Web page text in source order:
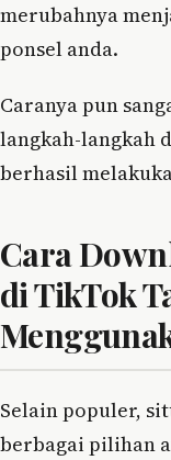
merubahnya
ponsel anda.
Caranya pun
langkah-langkah
berhasil
Cara
di TikTok
Selain populer,
berbagai pilihan